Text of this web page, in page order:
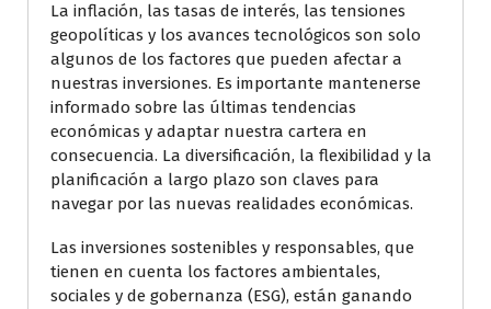
La inflación, las tasas de interés, las tensiones
geopolíticas y los avances tecnológicos son solo
algunos de los factores que pueden afectar a
nuestras inversiones. Es importante mantenerse
informado sobre las últimas tendencias
económicas y adaptar nuestra cartera en
consecuencia. La diversificación, la flexibilidad y la
planificación a largo plazo son claves para
navegar por las nuevas realidades económicas.
Las inversiones sostenibles y responsables, que
tienen en cuenta los factores ambientales,
sociales y de gobernanza (ESG), están ganando